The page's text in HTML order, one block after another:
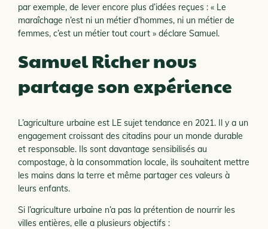
par exemple, de lever encore plus d’idées reçues : « Le
maraîchage n’est ni un métier d’hommes, ni un métier de
femmes, c’est un métier tout court » déclare Samuel.
Samuel Richer nous
partage son expérience
L’agriculture urbaine est LE sujet tendance en 2021. Il y a un
engagement croissant des citadins pour un monde durable
et responsable. Ils sont davantage sensibilisés au
compostage, à la consommation locale, ils souhaitent mettre
les mains dans la terre et même partager ces valeurs à
leurs enfants.
Si l’agriculture urbaine n’a pas la prétention de nourrir les
villes entières, elle a plusieurs objectifs :